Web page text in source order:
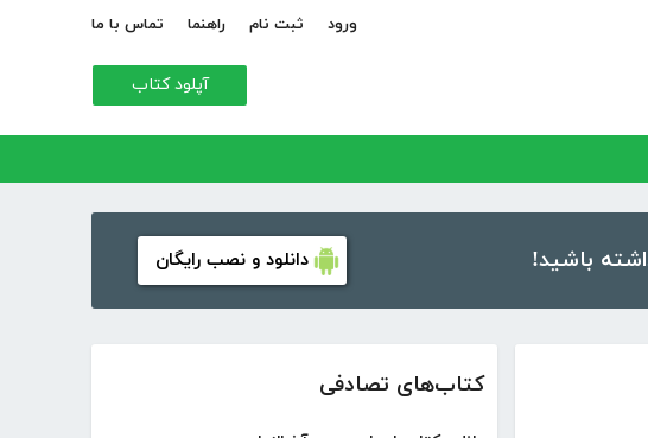
ورود ثبت نام راهنما تماس با ما
آپلود کتاب
دانلود و نصب رایگان
کتاب‌های تصادفی